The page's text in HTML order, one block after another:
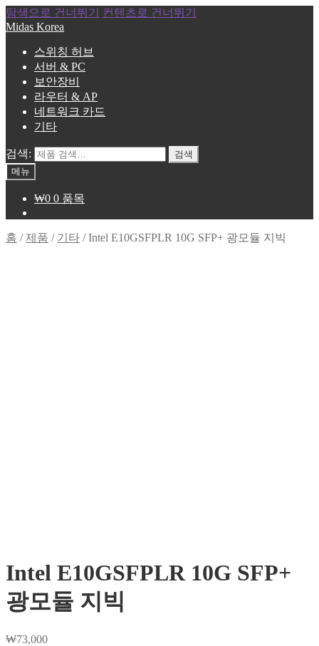
탐색으로 건너뛰기
컨텐츠로 건너뛰기
Midas Korea
스위칭 허브
서버 & PC
보안장비
라우터 & AP
네트워크 카드
기타
검색:
검색
메뉴
₩0 0 품목
홈 /제품 / 기타 /Intel E10GSFPLR 10G SFP+ 광모듈 지빅
Intel E10GSFPLR 10G SFP+
광모듈 지빅
₩73,000